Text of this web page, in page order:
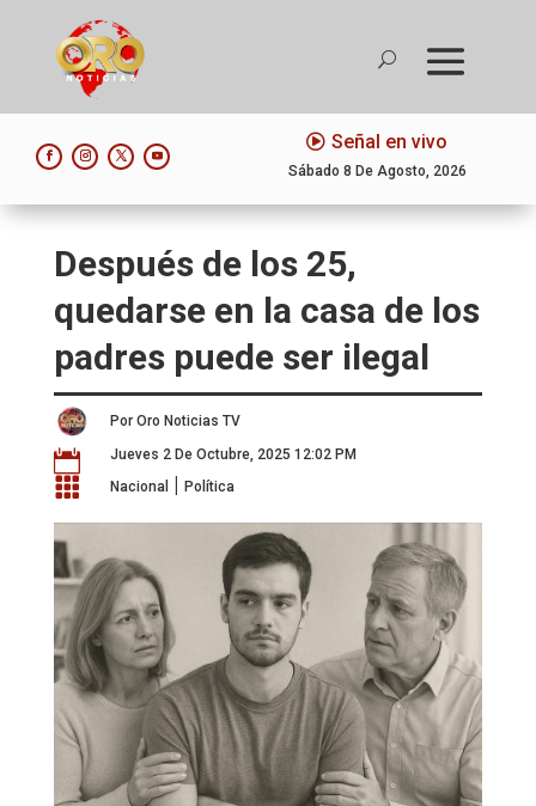
Señal en vivo
Sábado 8 De Agosto, 2026
Después de los 25,
quedarse en la casa de los
padres puede ser ilegal
Por Oro Noticias TV
 Jueves 2 De Octubre, 2025 12:02 PM
 Nacional | Política